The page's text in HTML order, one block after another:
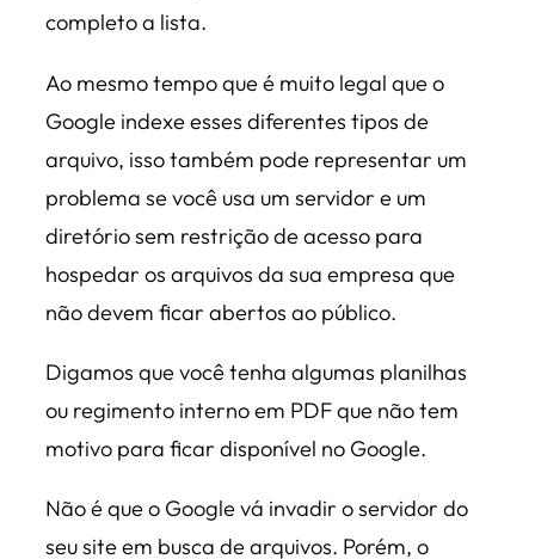
completo a lista.
Ao mesmo tempo que é muito legal que o
Google indexe esses diferentes tipos de
arquivo, isso também pode representar um
problema se você usa um servidor e um
diretório sem restrição de acesso para
hospedar os arquivos da sua empresa que
não devem ficar abertos ao público.
Digamos que você tenha algumas planilhas
ou regimento interno em PDF que não tem
motivo para ficar disponível no Google.
Não é que o Google vá invadir o servidor do
seu site em busca de arquivos. Porém, o